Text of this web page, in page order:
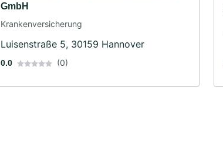
GmbH
Krankenversicherung
Luisenstraße 5, 30159 Hannover
0.0 (0)